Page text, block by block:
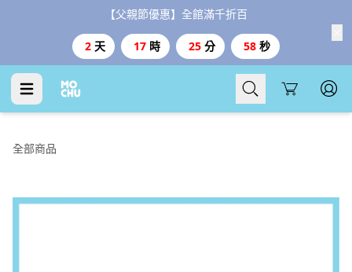
【父親節優惠】全館滿千折百
2 天 17 時 25 分 57 秒
Cart
全部商品